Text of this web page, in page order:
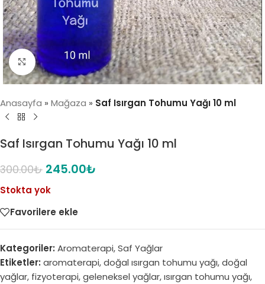
Click to enlarge
Anasayfa » Mağaza » Saf Isırgan Tohumu Yağı 10 ml
Saf Isırgan Tohumu Yağı 10 ml
300.00₺ 245.00₺
Stokta yok
Favorilere ekle
Kategoriler: Aromaterapi,Saf Yağlar
Etiketler: aromaterapi,doğal ısırgan tohumu yağı,doğal
yağlar, fizyoterapi,geleneksel yağlar,ısırgan tohumu yağı,